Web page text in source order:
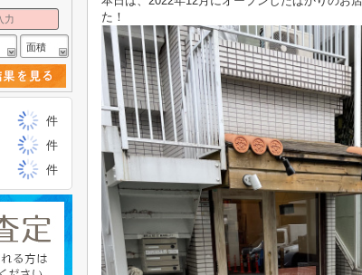
た！
面積
件
件
件